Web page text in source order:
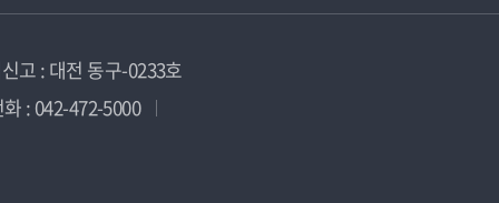
고 : 대전 동구-0233호
: 042-472-5000